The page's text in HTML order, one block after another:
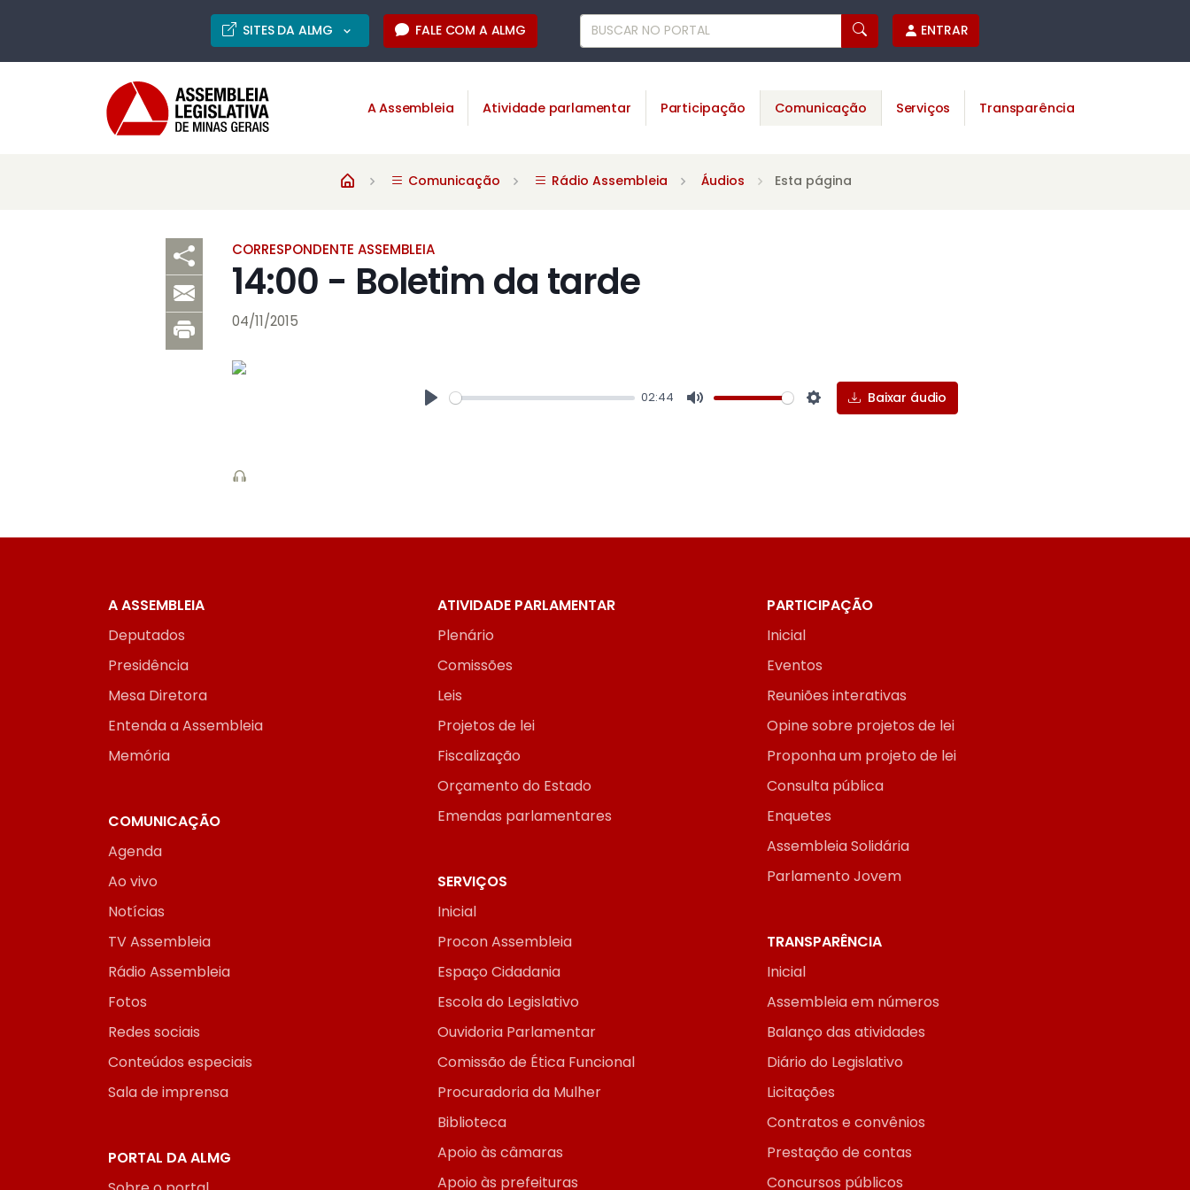
SITES DA ALMG FALE COM A ALMG ENTRAR
A Assembleia Atividade parlamentar Participação Comunicação Serviços Transparência
Comunicação Rádio Assembleia Áudios Esta página
CORRESPONDENTE ASSEMBLEIA
14:00 - Boletim da tarde
04/11/2015
02:44
Settings
Baixar áudio
A ASSEMBLEIA
Deputados
Presidência
Mesa Diretora
Entenda a Assembleia
Memória
ATIVIDADE PARLAMENTAR
Plenário
Comissões
Leis
Projetos de lei
Fiscalização
Orçamento do Estado
Emendas parlamentares
PARTICIPAÇÃO
Inicial
Eventos
Reuniões interativas
Opine sobre projetos de lei
Proponha um projeto de lei
Consulta pública
Enquetes
Assembleia Solidária
Parlamento Jovem
COMUNICAÇÃO
Agenda
Ao vivo
Notícias
TV Assembleia
Rádio Assembleia
Fotos
Redes sociais
Conteúdos especiais
Sala de imprensa
SERVIÇOS
Inicial
Procon Assembleia
Espaço Cidadania
Escola do Legislativo
Ouvidoria Parlamentar
Comissão de Ética Funcional
Procuradoria da Mulher
Biblioteca
Apoio às câmaras
Apoio às prefeituras
TRANSPARÊNCIA
Inicial
Assembleia em números
Balanço das atividades
Diário do Legislativo
Licitações
Contratos e convênios
Prestação de contas
Concursos públicos
PORTAL DA ALMG